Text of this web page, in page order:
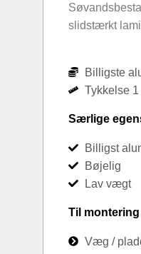
slidstærkt
Billigste
Tykkelse 1
Særlige
Billigst
Bøjelig
Lav vægt
Til montering
Væg /